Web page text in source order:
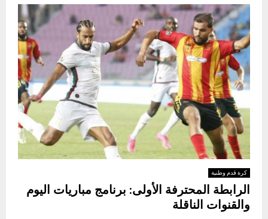
كرة قدم وطنية
الرابطة المحترفة الأولى: برنامج مباريات اليوم
والقنوات الناقلة